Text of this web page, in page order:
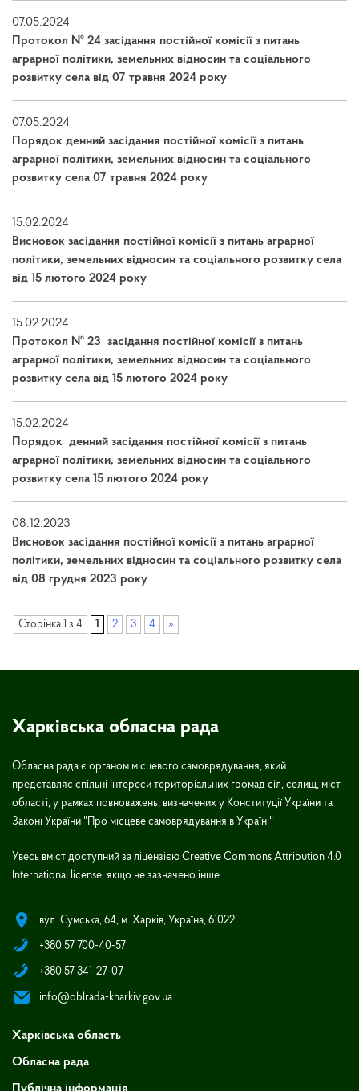
07.05.2024
Протокол № 24 засідання постійної комісії з питань
аграрної політики, земельних відносин та соціального
розвитку села від 07 травня 2024 року
07.05.2024
Порядок денний засідання постійної комісії з питань
аграрної політики, земельних відносин та соціального
розвитку села 07 травня 2024 року
15.02.2024
Висновок засідання постійної комісії з питань аграрної
політики, земельних відносин та соціального розвитку села
від 15 лютого 2024 року
15.02.2024
Протокол № 23 засідання постійної комісії з питань
аграрної політики, земельних відносин та соціального
розвитку села від 15 лютого 2024 року
15.02.2024
Порядок денний засідання постійної комісії з питань
аграрної політики, земельних відносин та соціального
розвитку села 15 лютого 2024 року
08.12.2023
Висновок засідання постійної комісії з питань аграрної
політики, земельних відносин та соціального розвитку села
від 08 грудня 2023 року
Сторінка 1 з 4 1 2 3 4 »
Харківська обласна рада
Обласна рада є органом місцевого самоврядування, який
представляє спільні інтереси територіальних громад сіл, селищ, міст
області, у рамках повноважень, визначених у Конституції України та
Законі України "Про місцеве самоврядування в Україні"
Увесь вміст доступний за ліцензією Creative Commons Attribution 4.0
International license, якщо не зазначено інше
вул. Сумська, 64, м. Харків, Україна, 61022
+380 57 700-40-57
+380 57 341-27-07
info@oblrada-kharkiv.gov.ua
Харківська область
Обласна рада